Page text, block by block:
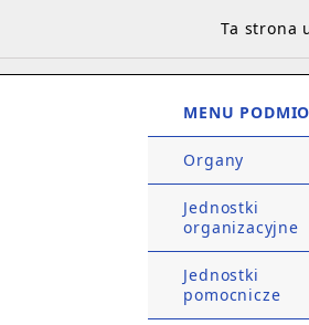
MENU
Organy
Jednostki
organizacyjne
Jednostki
pomocnicze
Ta strona